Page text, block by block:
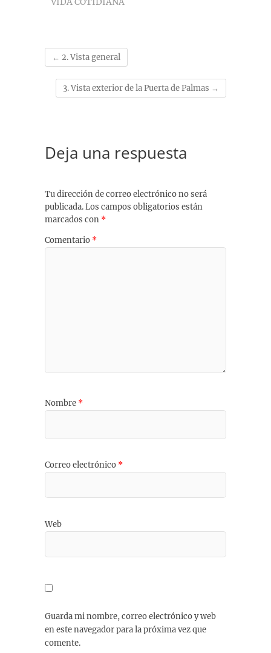
← 2. Vista general
3. Vista exterior de la Puerta de Palmas →
Deja una respuesta
Tu dirección de correo electrónico no será
publicada.Los campos obligatorios están
marcados con *
Comentario *
Nombre *
Correo electrónico *
Web
Guarda mi nombre, correo electrónico y web
en este navegador para la próxima vez que
comente.